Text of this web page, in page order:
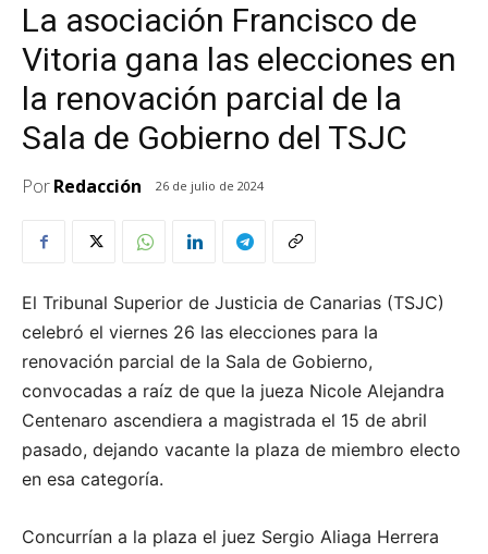
La asociación Francisco de
Vitoria gana las elecciones en
la renovación parcial de la
Sala de Gobierno del TSJC
PorRedacción 26 de julio de 2024
El Tribunal Superior de Justicia de Canarias (TSJC)
celebró el viernes 26 las elecciones para la
renovación parcial de la Sala de Gobierno,
convocadas a raíz de que la jueza Nicole Alejandra
Centenaro ascendiera a magistrada el 15 de abril
pasado, dejando vacante la plaza de miembro electo
en esa categoría.
Concurrían a la plaza el juez Sergio Aliaga Herrera